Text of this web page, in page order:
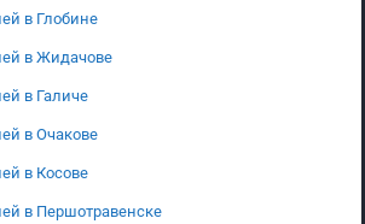
в Глобине
в Жидачове
в Галиче
в Очакове
в Косове
в Першотравенске